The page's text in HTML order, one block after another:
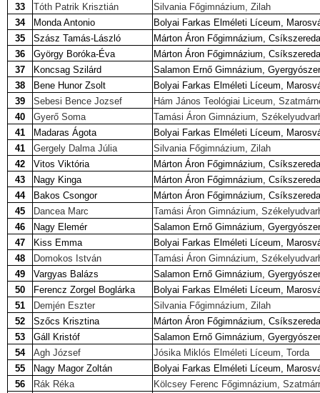
33 Tóth Patrik Krisztián
Silvania Főgimnázium, Zilah
34
Monda Antonio
Bolyai Farkas Elméleti Líceum,
35
Szász Tamás-László
Márton Áron Főgimnázium, Csíkszereda
36
György Boróka-Éva
Márton Áron Főgimnázium, Csíkszereda
37
Koncsag Szilárd
Salamon Ernő Gimnázium,
38
Bene Hunor Zsolt
Bolyai Farkas Elméleti Líceum,
39
Sebesi Bence Jozsef
Hám János Teológiai Liceum,
40
Gyerő Soma
Tamási Áron Gimnázium,
41
Madaras Ágota
Bolyai Farkas Elméleti Líceum,
41
Gergely Dalma Júlia
Silvania Főgimnázium, Zilah
42
Vitos Viktória
Márton Áron Főgimnázium, Csíkszereda
43
Nagy Kinga
Márton Áron Főgimnázium, Csíkszereda
44
Bakos Csongor
Márton Áron Főgimnázium, Csíkszereda
45
Dancea Marc
Tamási Áron Gimnázium,
46
Nagy Elemér
Salamon Ernő Gimnázium,
47
Kiss Emma
Bolyai Farkas Elméleti Líceum,
48
Domokos István
Tamási Áron Gimnázium,
49
Vargyas Balázs
Salamon Ernő Gimnázium,
50
Ferencz Zorgel Boglárka
Bolyai Farkas Elméleti Líceum,
51
Demjén Eszter
Silvania Főgimnázium, Zilah
52
Szőcs Krisztina
Márton Áron Főgimnázium, Csíkszereda
53
Gáll Kristóf
Salamon Ernő Gimnázium,
54
Agh József
Jósika Miklós Elméleti Líceum, Torda
55
Nagy Magor Zoltán
Bolyai Farkas Elméleti Líceum,
56
Rák Réka
Kölcsey Ferenc Főgimnázium,